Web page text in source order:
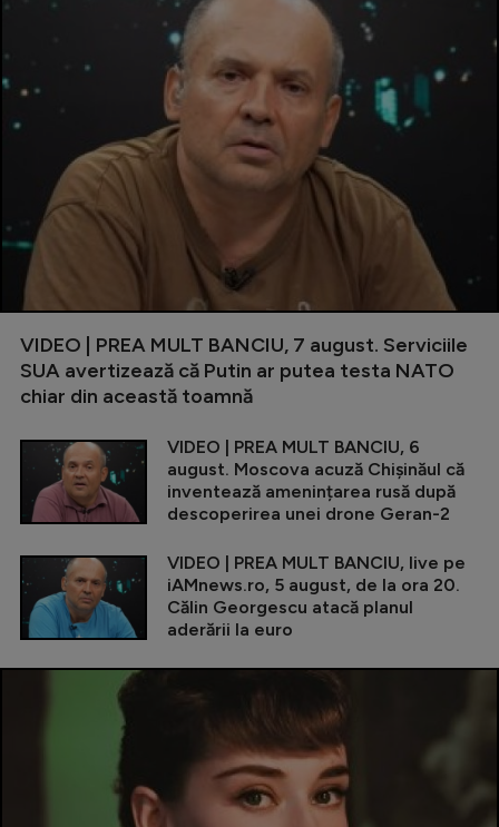
VIDEO | PREA MULT BANCIU, 7 august. Serviciile
SUA avertizează că Putin ar putea testa NATO
chiar din această toamnă
VIDEO | PREA MULT BANCIU, 6
august. Moscova acuză Chișinăul că
inventează amenințarea rusă după
descoperirea unei drone Geran-2
VIDEO | PREA MULT BANCIU, live pe
iAMnews.ro, 5 august, de la ora 20.
Călin Georgescu atacă planul
aderării la euro